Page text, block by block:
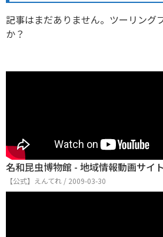
記事はまだありません。ツーリング
か？
名和昆虫博物館 - 地域情報動画サ
【公式】えんてれ / 2009-03-30